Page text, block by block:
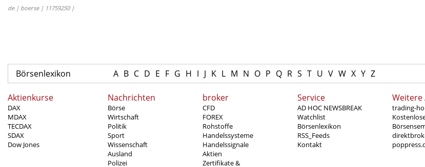
de | boerse | 11759250 |
Börsenlexikon A B C D E F G H I J K L M N O P Q R S T U V W X Y Z
Aktienkurse
DAX
MDAX
TECDAX
SDAX
Dow Jones
Nachrichten
Börse
Wirtschaft
Politik
Sport
Wissenschaft
Ausland
Polizei
broker
CFD
FOREX
Rohstoffe
Handelssysteme
Handelssignale
Aktien
Zertifikate &
Service
AD HOC NEWSBREAK
Watchlist
Börsenlexikon
RSS_Feeds
Kontakt
Weitere
trading-